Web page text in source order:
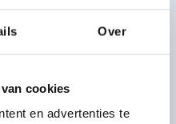
Over
cookies
en advertenties te
110GRAD, FORM:B,